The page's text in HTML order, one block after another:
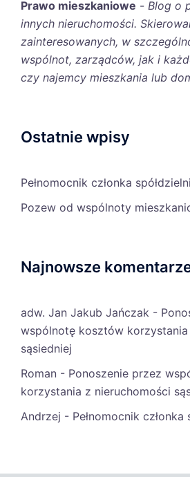
Prawo mieszkaniowe - Blog o
innych nieruchomości.
zainteresowanych, w
wspólnot, zarządców, jak i
czy najemcy mieszkania lub
Ostatnie wpisy
Pełnomocnik członka spółdzielni
Pozew od wspólnoty
Najnowsze
adw. Jan Jakub Jańczak -
wspólnotę kosztów
sąsiedniej
Roman - Ponoszenie przez
korzystania z nieruchomości
Andrzej - Pełnomocnik członka